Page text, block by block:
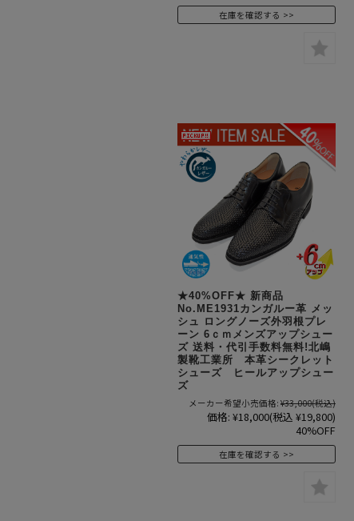
在庫を確認する
★40%OFF★ 新商品
No.ME1931カンガルー革 メッ
シュ ロングノーズ外羽根プレ
ーン 6ｃｍメンズアップシュー
ズ 送料・代引手数料無料!北嶋
製靴工業所 本革シークレット
シューズ ヒールアップシュー
ズ
メーカー希望小売価格: ¥33,000(税込)
価格: ¥18,000(税込 ¥19,800)
40%OFF
在庫を確認する